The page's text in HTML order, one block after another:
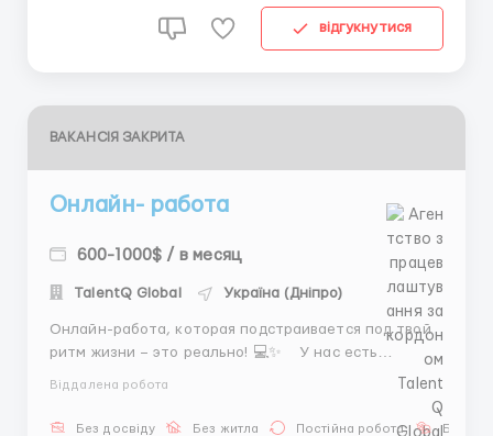
відгукнутися
ВАКАНСІЯ ЗАКРИТА
Онлайн- работа
600-1000$ / в месяц
TalentQ Global Україна (Дніпро)
Онлайн-работа, которая подстраивается под твой
ритм жизни – это реально! 💻✨ У нас есть
классная возможность для тех, кто хочет работать
доход в валюте 💸 Без сложных требований, без
Віддалена робота
Без досвіду Без житла Постійна робота Без